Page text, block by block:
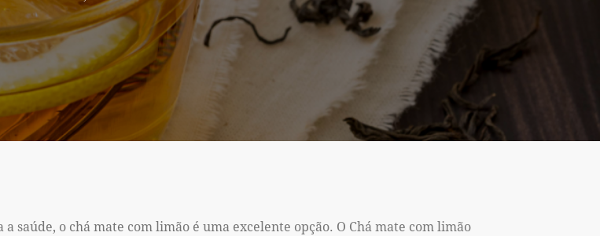
saúde, o chá mate com limão é uma excelente opção. O Chá mate com limão